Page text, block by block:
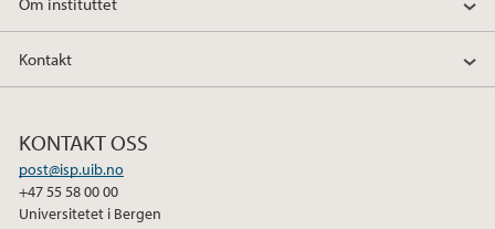
Kontakt
KONTAKT OSS
post@isp.uib.no
+47 55 58 00 00
Universitetet i Bergen